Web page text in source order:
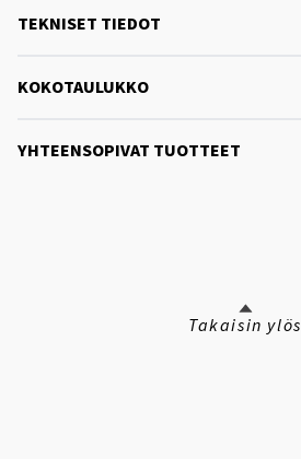
TEKNISET TIEDOT
KOKOTAULUKKO
YHTEENSOPIVAT TUOTTEET
Takaisin ylös